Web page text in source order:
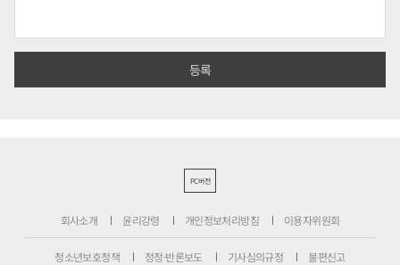
PC버전
회사소개 윤리강령 개인정보처리방침 이용자위원회
청소년보호정책 정정·반론보도 기사심의규정 불편신고